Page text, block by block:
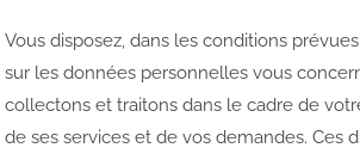
Vous disposez, dans les conditions
sur les données personnelles vous
collectons et traitons dans le cadre de
de ses services et de vos demandes. Ces